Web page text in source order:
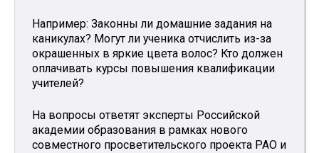
Например: Законны ли домашние задания на
каникулах? Могут ли ученика отчислить из-за
окрашенных в яркие цвета волос? Кто должен
оплачивать курсы повышения квалификации
учителей?
На вопросы ответят эксперты Российской
академии образования в рамках нового
совместного просветительского проекта РАО и